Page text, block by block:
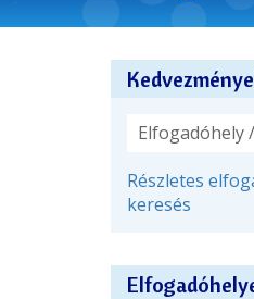
Részletes
keresés